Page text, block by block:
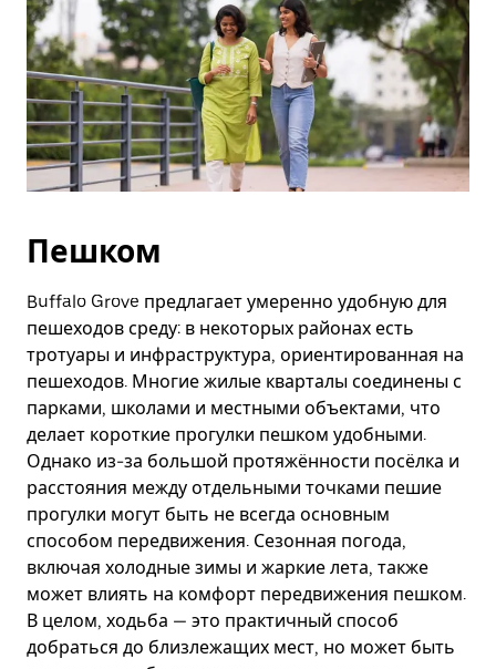
Пешком
Buffalo Grove предлагает умеренно удобную для
пешеходов среду: в некоторых районах есть
тротуары и инфраструктура, ориентированная на
пешеходов. Многие жилые кварталы соединены с
парками, школами и местными объектами, что
делает короткие прогулки пешком удобными.
Однако из-за большой протяжённости посёлка и
расстояния между отдельными точками пешие
прогулки могут быть не всегда основным
способом передвижения. Сезонная погода,
включая холодные зимы и жаркие лета, также
может влиять на комфорт передвижения пешком.
В целом, ходьба — это практичный способ
добраться до близлежащих мест, но может быть